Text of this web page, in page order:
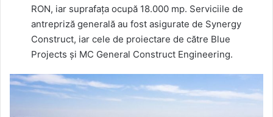
RON, iar suprafața ocupă 18.000 mp. Serviciile de
antrepriză generală au fost asigurate de Synergy
Construct, iar cele de proiectare de către Blue
Projects și MC General Construct Engineering.